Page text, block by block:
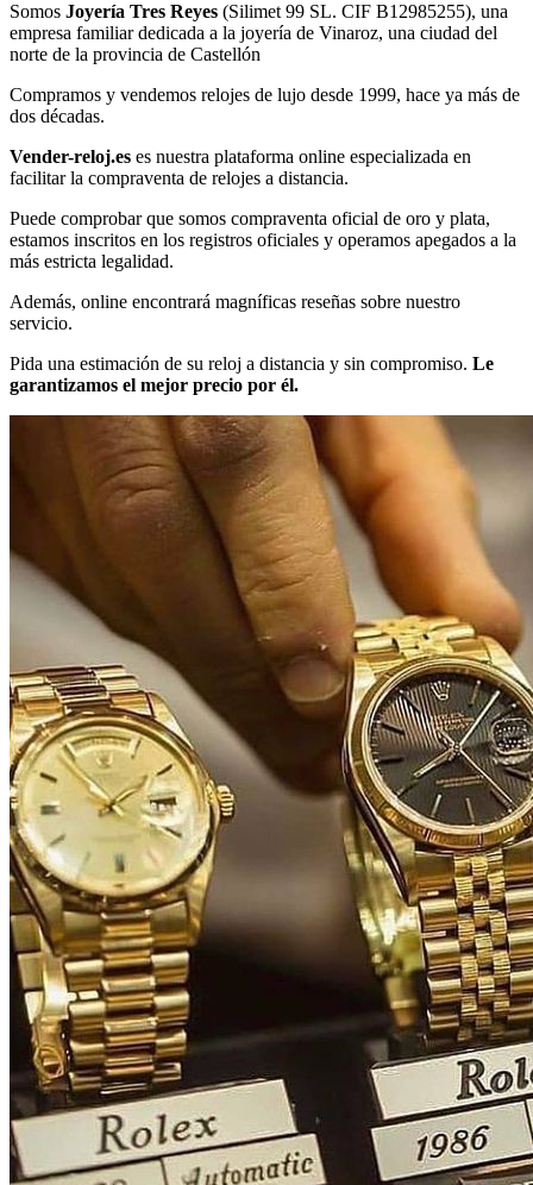
Somos Joyería Tres Reyes (Silimet 99 SL. CIF B12985255), una
empresa familiar dedicada a la joyería de Vinaroz, una ciudad del
norte de la provincia de Castellón
Compramos y vendemos relojes de lujo desde 1999, hace ya más de
dos décadas.
Vender-reloj.es es nuestra plataforma online especializada en
facilitar la compraventa de relojes a distancia.
Puede comprobar que somos compraventa oficial de oro y plata,
estamos inscritos en los registros oficiales y operamos apegados a la
más estricta legalidad.
Además, online encontrará magníficas reseñas sobre nuestro
servicio.
Pida una estimación de su reloj a distancia y sin compromiso. Le
garantizamos el mejor precio por él.